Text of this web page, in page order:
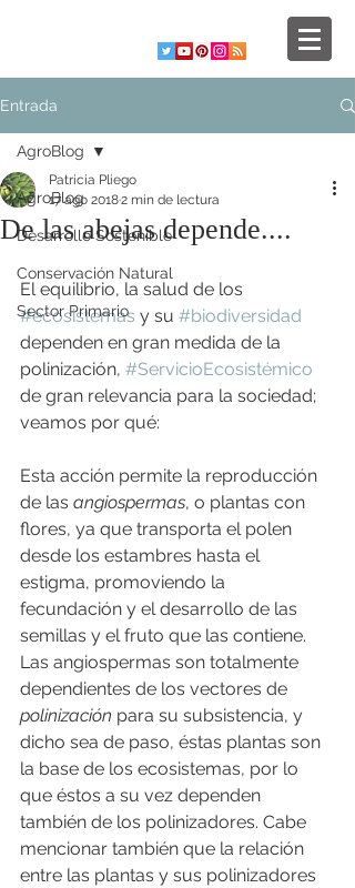
Entrada
AgroBlog
Desarrollo Sostenible
Conservación Natural
Sector Primario
AgroBlog
De las abejas depende....
Patricia Pliego
17 ago 20182 min de lectura
El equilibrio, la salud de los
#ecosistemas y su #biodiversidad
dependen en gran medida de la
polinización, #ServicioEcosistémico
de gran relevancia para la sociedad;
veamos por qué:
Esta acción permite la reproducción
de las angiospermas, o plantas con
flores, ya que transporta el polen
desde los estambres hasta el
estigma, promoviendo la
fecundación y el desarrollo de las
semillas y el fruto que las contiene.
Las angiospermas son totalmente
dependientes de los vectores de
polinización para su subsistencia, y
dicho sea de paso, éstas plantas son
la base de los ecosistemas, por lo
que éstos a su vez dependen
también de los polinizadores. Cabe
mencionar también que la relación
entre las plantas y sus polinizadores